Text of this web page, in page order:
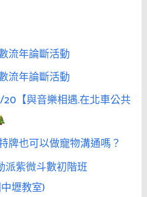
流年論斷活動
流年論斷活動
【與音樂相遇.在北車公共
牌也可以做寵物溝通嗎？
派紫微斗數初階班
壢教室)